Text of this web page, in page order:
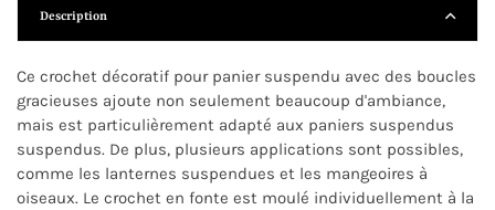
Description
Ce crochet décoratif pour panier suspendu avec des boucles
gracieuses ajoute non seulement beaucoup d'ambiance,
mais est particulièrement adapté aux paniers suspendus
suspendus. De plus, plusieurs applications sont possibles,
comme les lanternes suspendues et les mangeoires à
oiseaux. Le crochet en fonte est moulé individuellement à la